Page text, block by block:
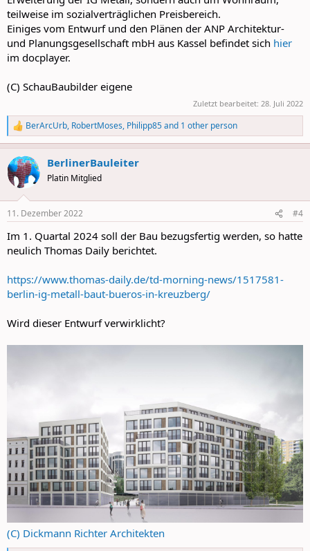
teilweise im sozialverträglichen Preisbereich.
Einiges vom Entwurf und den Plänen der ANP Architektur-
und Planungsgesellschaft mbH aus Kassel befindet sich hier
im docplayer.
(C) SchauBaubilder eigene
Zuletzt bearbeitet: 28. Juli 2022
R
e
a
c
t
i
s
BerArcUrb, RobertMoses, Philipp85and 1 other person
BerlinerBauleiter
Platin Mitglied
11. Dezember 2022 #4
Im 1. Quartal 2024 soll der Bau bezugsfertig werden, so hatte
neulich Thomas Daily berichtet.
https://www.thomas-daily.de/td-morning-news/1517581-
berlin-ig-metall-baut-bueros-in-kreuzberg/
Wird dieser Entwurf verwirklicht?
(C) Dickmann Richter Architekten